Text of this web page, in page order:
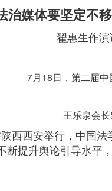
治媒体要坚定不
翟惠生作演
7月18日，第二届
王乐泉会
西西安举行，中国
提升舆论引导水